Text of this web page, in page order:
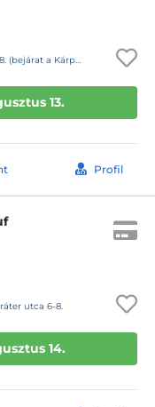
a Kárpát u. 1. felől)
13.
Profil
utca 6-8.
14.